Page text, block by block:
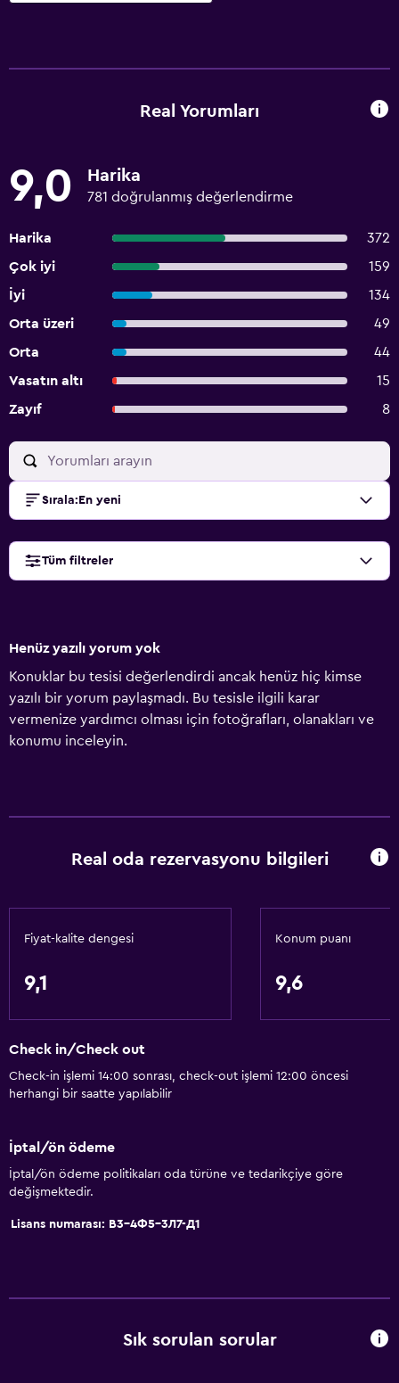
Real Yorumları
9,0 Harika
781 doğrulanmış değerlendirme
Harika
372
Çok iyi
159
İyi
134
Orta üzeri
49
Orta
44
Vasatın altı
15
Zayıf
8
Sırala: En yeni
Tüm filtreler
Henüz yazılı yorum yok
Konuklar bu tesisi değerlendirdi ancak henüz hiç kimse
yazılı bir yorum paylaşmadı. Bu tesisle ilgili karar
vermenize yardımcı olması için fotoğrafları, olanakları ve
konumu inceleyin.
Real oda rezervasyonu bilgileri
Fiyat-kalite dengesi
9,1
Konum puanı
9,6
Check in/Check out
Check-in işlemi 14:00 sonrası, check-out işlemi 12:00 öncesi
herhangi bir saatte yapılabilir
İptal/ön ödeme
İptal/ön ödeme politikaları oda türüne ve tedarikçiye göre
değişmektedir.
Lisans numarası: В3-4Ф5-3Л7-Д1
Sık sorulan sorular